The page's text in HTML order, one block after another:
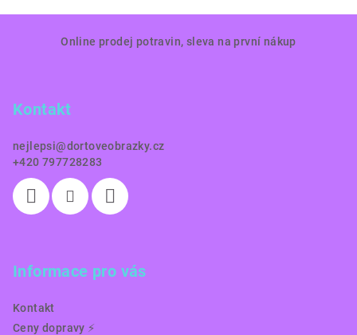
Online prodej potravin, sleva na první nákup
Kontakt
nejlepsi@dortoveobrazky.cz
+420 797728283
Informace pro vás
Kontakt
Ceny dopravy ⚡️